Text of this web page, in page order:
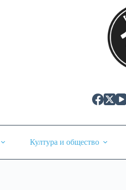
Култура и общество